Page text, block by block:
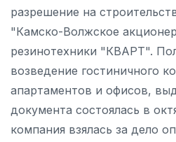
разрешение на
"Камско-Волжское
резинотехники "КВАРТ".
возведение гостиничного
апартаментов и офисов,
документа состоялась в
компания взялась за дело